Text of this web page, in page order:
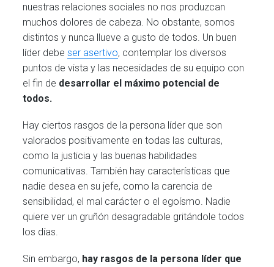
nuestras relaciones sociales no nos produzcan
muchos dolores de cabeza. No obstante, somos
distintos y nunca llueve a gusto de todos. Un buen
líder debeser asertivo, contemplar los diversos
puntos de vista y las necesidades de su equipo con
el fin de desarrollar el máximo potencial de
todos.
Hay ciertos rasgos de la persona líder que son
valorados positivamente en todas las culturas,
como la justicia y las buenas habilidades
comunicativas. También hay características que
nadie desea en su jefe, como la carencia de
sensibilidad, el mal carácter o el egoísmo. Nadie
quiere ver un gruñón desagradable gritándole todos
los días.
Sin embargo, hay rasgos de la persona líder que